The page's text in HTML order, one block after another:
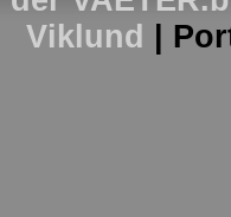
Viklund
|